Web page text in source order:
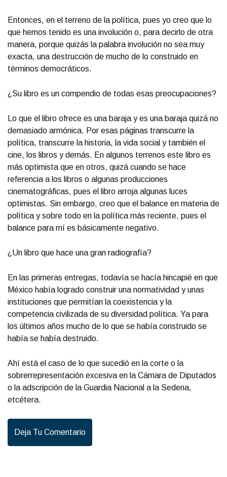
Entonces, en el terreno de la política, pues yo creo que lo
que hemos tenido es una involución o, para decirlo de otra
manera, porque quizás la palabra involución no sea muy
exacta, una destrucción de mucho de lo construido en
términos democráticos.
¿Su libro es un compendio de todas esas preocupaciones?
Lo que el libro ofrece es una baraja y es una baraja quizá no
demasiado armónica. Por esas páginas transcurre la
política, transcurre la historia, la vida social y también el
cine, los libros y demás. En algunos terrenos este libro es
más optimista que en otros, quizá cuando se hace
referencia a los libros o algunas producciones
cinematográficas, pues el libro arroja algunas luces
optimistas. Sin embargo, creo que el balance en materia de
política y sobre todo en la política más reciente, pues el
balance para mí es básicamente negativo.
¿Un libro que hace una gran radiografía?
En las primeras entregas, todavía se hacía hincapié en que
México había logrado construir una normatividad y unas
instituciones que permitían la coexistencia y la
competencia civilizada de su diversidad política. Ya para
los últimos años mucho de lo que se había construido se
había se había destruido.
Ahí está el caso de lo que sucedió en la corte o la
sobrerrepresentación excesiva en la Cámara de Diputados
o la adscripción de la Guardia Nacional a la Sedena,
etcétera.
Deja Tu Comentario